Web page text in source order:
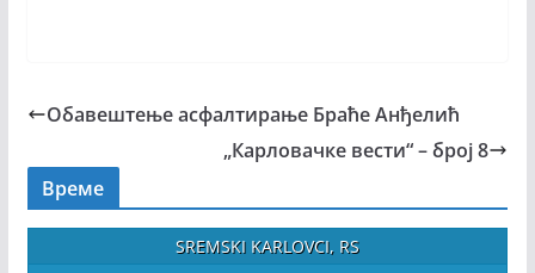
Обавештење асфалтирање Браће Анђелић
„Карловачке вести“ – број 8
Време
SREMSKI KARLOVCI, RS